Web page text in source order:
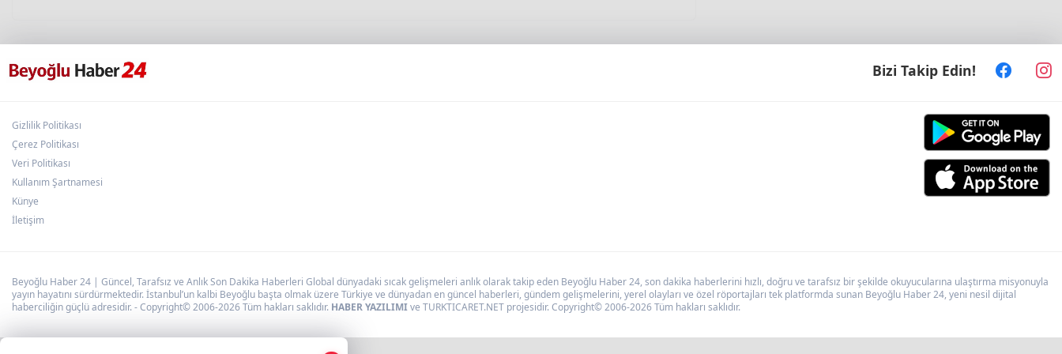
Bizi Takip Edin!
Gizlilik Politikası
Çerez Politikası
Veri Politikası
Kullanım Şartnamesi
Künye
İletişim
Beyoğlu Haber 24 | Güncel, Tarafsız ve Anlık Son Dakika Haberleri Global dünyadaki sıcak gelişmeleri anlık olarak takip eden Beyoğlu Haber 24, son dakika haberlerini hızlı, doğru ve tarafsız bir şekilde okuyucularına ulaştırma misyonuyla
yayın hayatını sürdürmektedir. İstanbul’un kalbi Beyoğlu başta olmak üzere Türkiye ve dünyadan en güncel haberleri, gündem gelişmelerini, yerel olayları ve özel röportajları tek platformda sunan Beyoğlu Haber 24, yeni nesil dijital
haberciliğin güçlü adresidir. - Copyright© 2006-2026 Tüm hakları saklıdır. HABER YAZILIMIve TURKTICARET.NET projesidir. Copyright© 2006-2026 Tüm hakları saklıdır.